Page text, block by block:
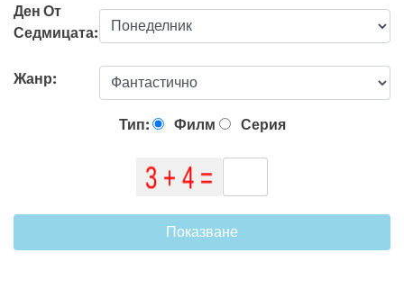
Ден От
Седмицата:
Жанр:
Тип: Филм Серия
Показване